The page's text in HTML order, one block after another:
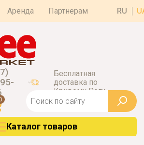
Аренда Партнерам RU
Бесплатная
доставка по
Кривому Рогу
0
Каталог товаров